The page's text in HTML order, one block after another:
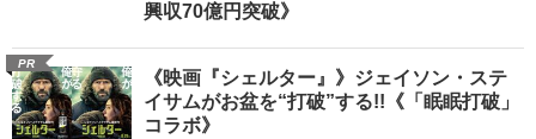
興収70億円突破》
PR
《映画『シェルター』》ジェイソン・ステ
イサムがお盆を“打破”する!!《「眠眠打破」
コラボ》